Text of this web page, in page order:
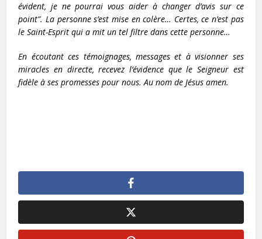
évident, je ne pourrai vous aider à changer d’avis sur ce
point”. La personne s’est mise en colère… Certes, ce n’est pas
le Saint-Esprit qui a mit un tel filtre dans cette personne…
En écoutant ces témoignages, messages et à visionner ses
miracles en directe, recevez l’évidence que le Seigneur est
fidèle à ses promesses pour nous. Au nom de Jésus amen.